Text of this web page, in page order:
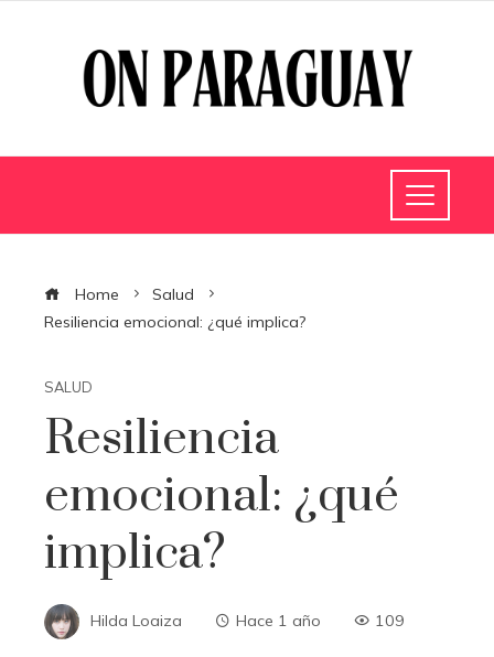
Home
Salud
Resiliencia emocional: ¿qué implica?
SALUD
Resiliencia
emocional: ¿qué
implica?
Hilda Loaiza Hace 1 año 109